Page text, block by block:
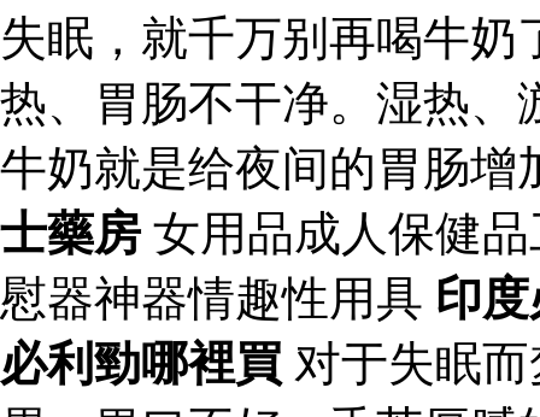
失眠，就千万别再喝牛
热、胃肠不干净。湿热、
牛奶就是给夜间的胃肠
士藥房女用品成人保健
慰器神器情趣性用具 印
必利勁哪裡買 对于失眠